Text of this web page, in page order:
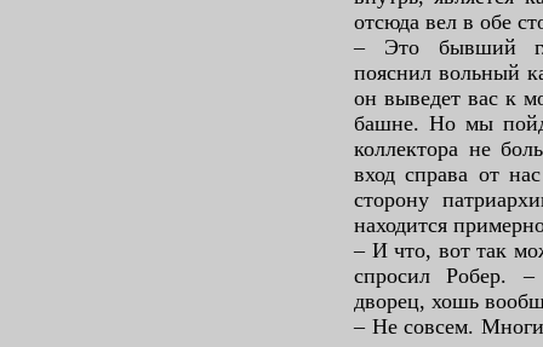
отсюда вел в обе
– Это бывший
пояснил вольный
он выведет вас к
башне. Но мы
коллектора не
вход справа от
сторону
находится
– И что, вот так
спросил Робер.
дворец, хошь
– Не совсем.